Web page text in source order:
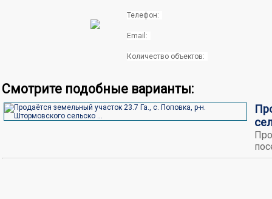
Телефон:
Email:
Количество объектов:
Смотрите подобные варианты: